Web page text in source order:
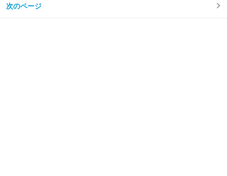
伝える"、"減災"という視点でその方法を模索してきました。 近年も「日
次のページ